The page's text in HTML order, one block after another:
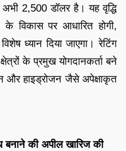
2,500 डॉलर है। यह वृद्धि
के विकास पर आधारित होगी,
ध्यान दिया जाएगा। रेटिंग
के प्रमुख योगदानकर्ता बने
और हाइड्रोजन जैसे अपेक्षाकृत
बनाने की अपील खारिज की